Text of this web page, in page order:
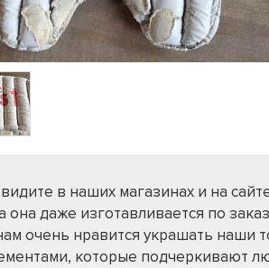
в наших магазинах и на
даже изготавливается по
очень нравится украшать наши
которые подчеркивают